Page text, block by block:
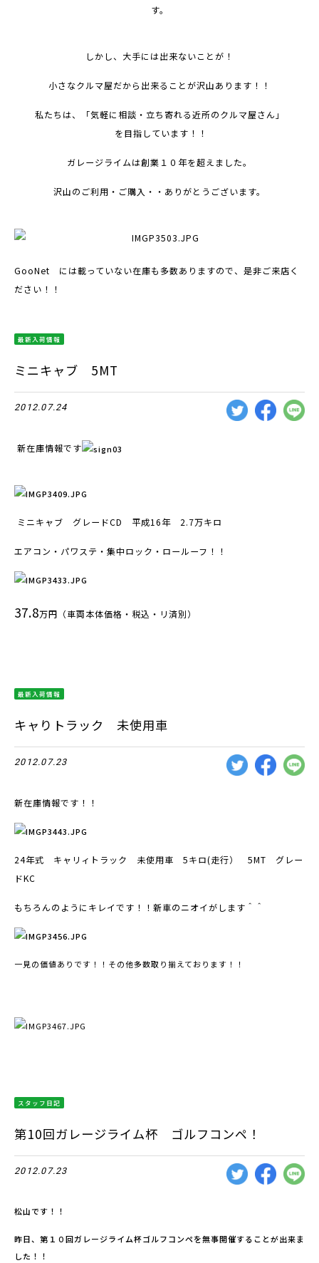
す。
しかし、大手には出来ないことが ！
小さなクルマ屋だから出来ることが沢山あります！！
私たちは、「気軽に相談・立ち寄れる近所のクルマ屋さん」
を目指しています！！
ガレージライムは創業１０年を超えました。
沢山のご利用・ご購入・・ありがとうございます。
GooNet には載っていない在庫も多数ありますので、是非ご来店く
ださい！！
最新入荷情報
ミニキャブ 5MT
2012.07.24
新在庫情報です
ミニキャブ グレードCD 平成16年 2.7万キロ
エアコン・パワステ・集中ロック・ロールーフ！！
37.8万円（車両本体価格・税込・リ済別）
最新入荷情報
キャりトラック 未使用車
2012.07.23
新在庫情報です！！
24年式 キャリィトラック 未使用車 5キロ(走行） 5MT グレー
ドKC
もちろんのようにキレイです！！新車のニオイがします＾＾
一見の価値ありです！！その他多数取り揃えております！！
スタッフ日記
第10回ガレージライム杯 ゴルフコンペ！
2012.07.23
松山です！！
昨日、第１０回ガレージライム杯ゴルフコンペを無事開催することが出来ま
した！！